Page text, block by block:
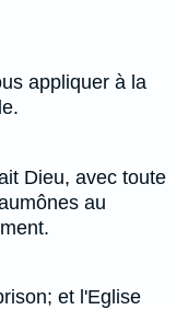
appliquer à la
Dieu, avec toute
au
et l'Eglise